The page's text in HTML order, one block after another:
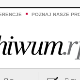
POZNAJ NASZE